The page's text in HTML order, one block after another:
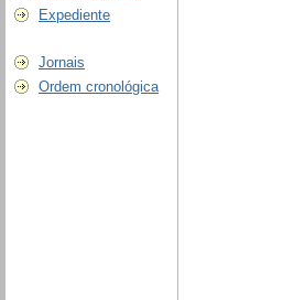
Expediente
Jornais
Ordem cronológica